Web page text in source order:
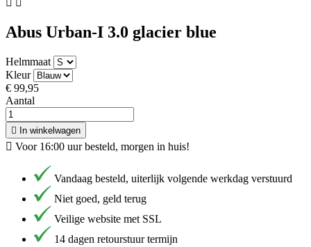
Abus Urban-I 3.0 glacier blue
Helmmaat
Kleur
€ 99,95
Aantal
 In winkelwagen
 Voor 16:00 uur besteld, morgen in huis!
Vandaag besteld, uiterlijk volgende werkdag verstuurd
Niet goed, geld terug
Veilige website met SSL
14 dagen retourstuur termijn